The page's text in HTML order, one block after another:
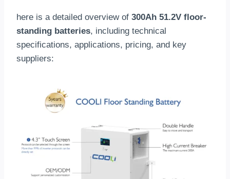
here is a detailed overview of 300Ah 51.2V floor-
standing batteries, including technical
specifications, applications, pricing, and key
suppliers: